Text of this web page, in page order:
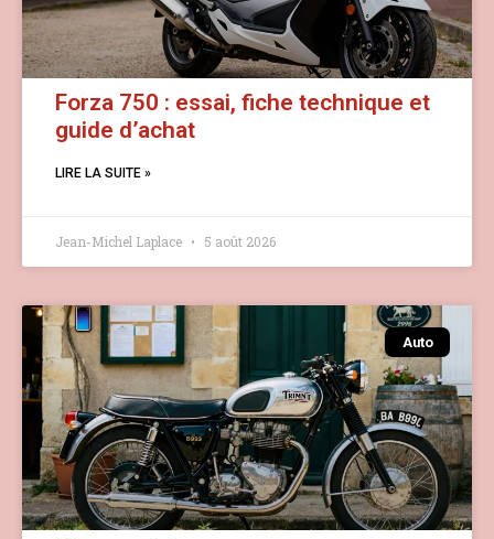
Forza 750 : essai, fiche technique et
guide d’achat
LIRE LA SUITE »
Jean-Michel Laplace 5 août 2026
Auto